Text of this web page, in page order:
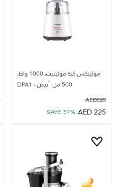
مولينكس كبة مولينيت، 1000 واط،
500 مل، أبيض - DPA1
525
AED
225
AED
SAVE 57%